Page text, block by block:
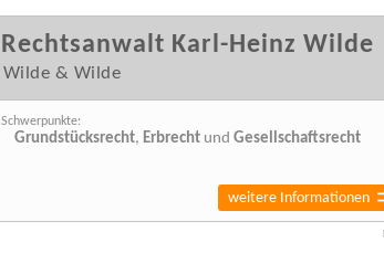
Rechtsanwalt Karl-Heinz Wilde
Wilde & Wilde
Schwerpunkte:
Grundstücksrecht, Erbrecht undGesellschaftsrecht
weitere Informationen